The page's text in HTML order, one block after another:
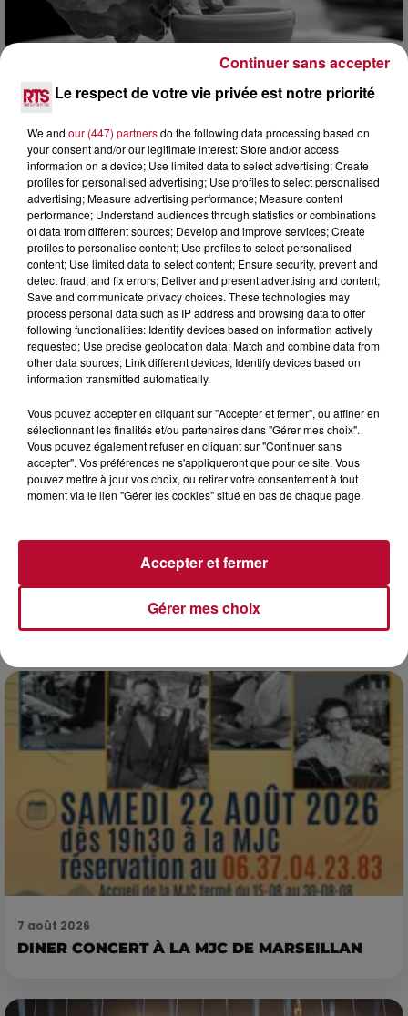
8 août 2026
OCCITANIE : CET ÉTÉ, LA CRÉATION S'EXPOSE
DANS LES ATELIERS D'ARTISANS
Marre des plages bondées et des visites au pas de charge
? La Chambre de Métiers et de l’Artisanat Occitanie
propose une alternative bien plus vivante :...
7 août 2026
NOS IDÉES DE SORTIE POUR CE WEEK-END
Comme tous les vendredis, voici une petite sélection des
rendez-vous à ne pas manquer dans le coin. Que vous ayez
envie de voyager à l'autre bout du monde,...
7 août 2026
DINER CONCERT À LA MJC DE MARSEILLAN
Le respect de votre vie privée est notre priorité
We and our (447) partnersdo the following data processing based on
your consent and/or our legitimate interest: Store and/or access
information on a device; Use limited data to select advertising; Create
profiles for personalised advertising; Use profiles to select personalised
advertising; Measure advertising performance; Measure content
performance; Understand audiences through statistics or combinations
of data from different sources; Develop and improve services; Create
profiles to personalise content; Use profiles to select personalised
content; Use limited data to select content; Ensure security, prevent and
detect fraud, and fix errors; Deliver and present advertising and content;
Save and communicate privacy choices. These technologies may
process personal data such as IP address and browsing data to offer
following functionalities: Identify devices based on information actively
requested; Use precise geolocation data; Match and combine data from
other data sources; Link different devices; Identify devices based on
information transmitted automatically.
Vous pouvez accepter en cliquant sur "Accepter et fermer", ou affiner en
sélectionnant les finalités et/ou partenaires dans "Gérer mes choix".
Vous pouvez également refuser en cliquant sur "Continuer sans
accepter". Vos préférences ne s'appliqueront que pour ce site. Vous
pouvez mettre à jour vos choix, ou retirer votre consentement à tout
moment via le lien "Gérer les cookies" situé en bas de chaque page.
Gérer mes choix
Accepter et fermer
Continuer sans accepter